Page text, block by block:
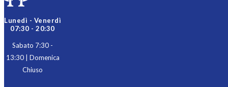
Lunedì - Venerdì
07:30 - 20:30
Sabato 7:30 -
13:30 | Domenica
Chiuso